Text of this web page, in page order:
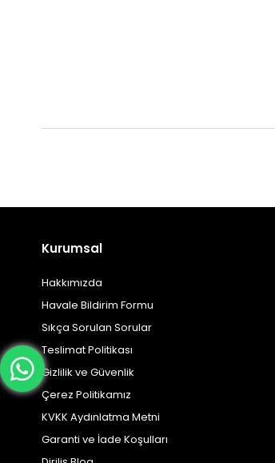
Kurumsal
Hakkımızda
Havale Bildirim Formu
Sıkça Sorulan Sorular
Teslimat Politikası
Gizlilik ve Güvenlik
Çerez Politikamız
KVKK Aydınlatma Metni
Garanti ve İade Koşulları